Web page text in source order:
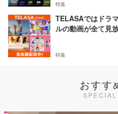
特集
TELASAではドラ
ルの動画が全て見
特集
おすす
SPECIAL